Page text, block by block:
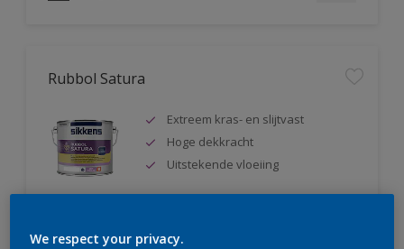
Rubbol Satura
Extreem kras- en slijtvast
Hoge dekkracht
Uitstekende vloeiing
We respect your privacy.